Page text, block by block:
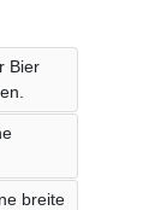
Bier
breite